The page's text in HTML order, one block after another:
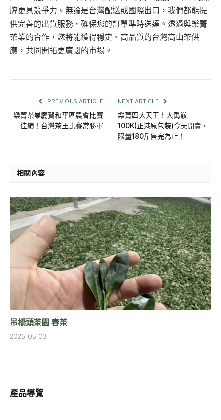
牌更具競爭力。無論是台灣配送或國際出口，我們都能提
供完善的出貨服務，確保您的訂單準時送達。透過與樂菁
茶業的合作，您將能獲得穩定、高品質的台灣高山茶供
應，共同開拓更廣闊的市場。
PREVIOUS ARTICLE
樂菁茶業慶賀和平區農會比賽
佳績！台灣茶王比賽常勝軍
NEXT ARTICLE
樂菁四大天王！大禹嶺
100K(正港原包裝)今天開賣，
限量180斤售完為止！
相關內容
吊橋頭茶園 春茶
2026-05-03
產品導覽